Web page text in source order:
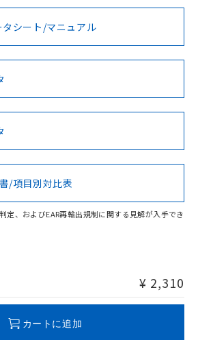
ご利用いただく前に、以下を必ずお読
項・凡例
Cd Cr(VI)
在する可能性があります。
シート/マニュアル
/項目別対比表
定、およびEAR再輸出規制に関する見解が入手でき
¥ 2,310
カートに追加